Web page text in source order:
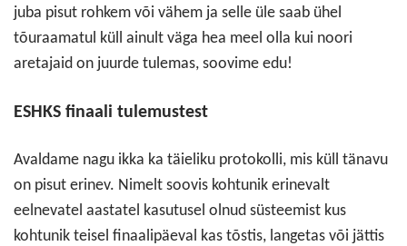
juba pisut rohkem või vähem ja selle üle saab ühel
tõuraamatul küll ainult väga hea meel olla kui noori
aretajaid on juurde tulemas, soovime edu!
ESHKS finaali tulemustest
Avaldame nagu ikka ka täieliku protokolli, mis küll tänavu
on pisut erinev. Nimelt soovis kohtunik erinevalt
eelnevatel aastatel kasutusel olnud süsteemist kus
kohtunik teisel finaalipäeval kas tõstis, langetas või jättis